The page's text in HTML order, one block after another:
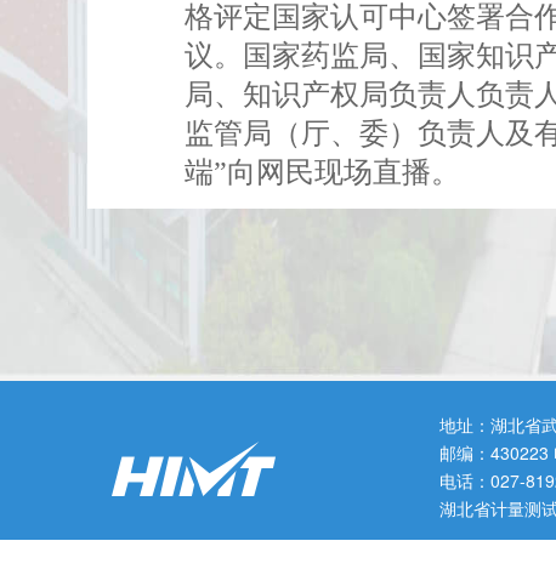
格评定国家认可中心签署合
议。国家药监局、国家知识
局、知识产权局负责人负责
监管局（厅、委）负责人及
端”向网民现场直播。
地址：湖北省
邮编：430223
电话：027-
湖北省计量测